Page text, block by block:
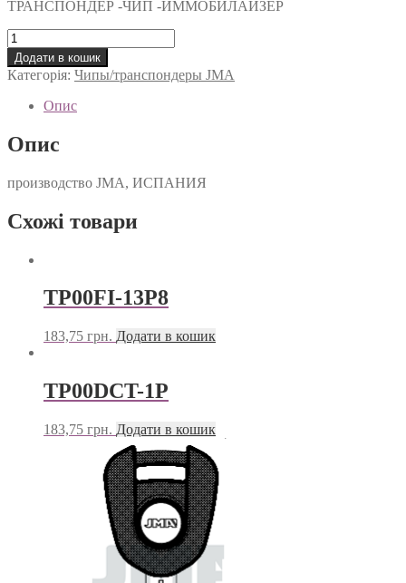
ТРАНСПОНДЕР -ЧИП -ИММОБИЛАЙЗЕР
Транспондер
,
чип
TP05/
ТР-05
кількість
Додати в кошик
Категорія: Чипы/транспондеры JMA
Опис
Опис
производство JMA, ИСПАНИЯ
Схожі товари
TP00FI-13P8
183,75 грн. Додати в кошик
TP00DCT-1P
183,75 грн. Додати в кошик